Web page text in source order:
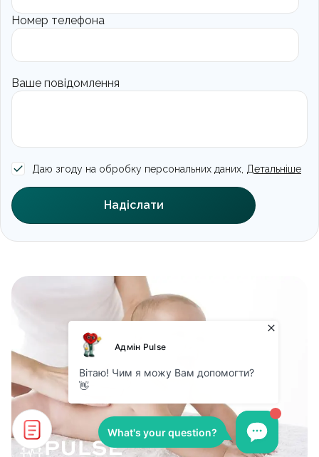
Номер телефона
Ваше повідомлення
Даю згоду на обробку персональних даних, Детальніше
Надіслати